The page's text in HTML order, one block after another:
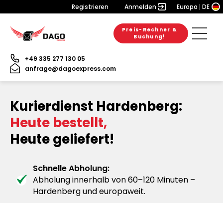
Registrieren Anmelden Europa DE
Preis-Rechner &
Buchung!
+49 335 277 130 05
anfrage@dagoexpress.com
Kurierdienst Hardenberg:
Heute bestellt,
Heute geliefert!
Schnelle Abholung:
Abholung innerhalb von 60–120 Minuten –
Hardenberg und europaweit.